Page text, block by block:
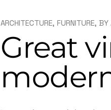
ARCHITECTURE FURNITURE BY
Great